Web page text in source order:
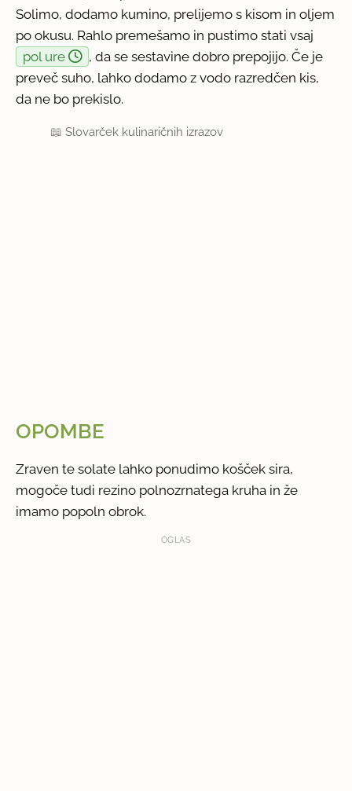
Solimo, dodamo kumino, prelijemo s kisom in oljem
po okusu. Rahlo premešamo in pustimo stati vsaj
pol ure
, da se sestavine dobro prepojijo. Če je
preveč suho, lahko dodamo z vodo razredčen kis,
da ne bo prekislo.
📖Slovarček kulinaričnih izrazov
OPOMBE
Zraven te solate lahko ponudimo košček sira,
mogoče tudi rezino polnozrnatega kruha in že
imamo popoln obrok.
OGLAS